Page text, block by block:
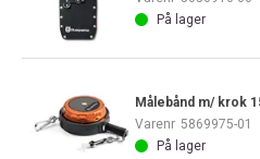
På lager
Målebånd m/ krok
Varenr 5869975-01
På lager